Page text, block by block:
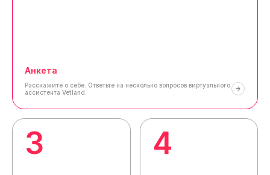
Анкета
Расскажите о себе. Ответьте на несколько вопросов виртуального
ассистента Vetland.
3 4